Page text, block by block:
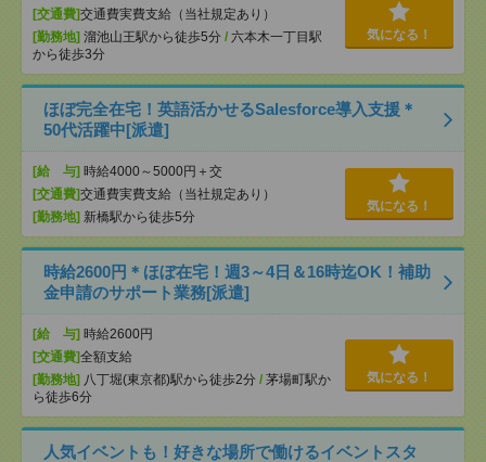
[交通費]交通費実費支給（当社規定あり）
[勤務地] 溜池山王駅から徒歩5分 / 六本木一丁目駅
から徒歩3分
気になる！
ほぼ完全在宅！英語活かせるSalesforce導入支援＊
50代活躍中[派遣]
[給 与] 時給4000～5000円＋交
[交通費]交通費実費支給（当社規定あり）
[勤務地] 新橋駅から徒歩5分
気になる！
時給2600円＊ほぼ在宅！週3～4日＆16時迄OK！補助
金申請のサポート業務[派遣]
[給 与] 時給2600円
[交通費]全額支給
[勤務地] 八丁堀(東京都)駅から徒歩2分 / 茅場町駅か
ら徒歩6分
気になる！
人気イベントも！好きな場所で働けるイベントスタ